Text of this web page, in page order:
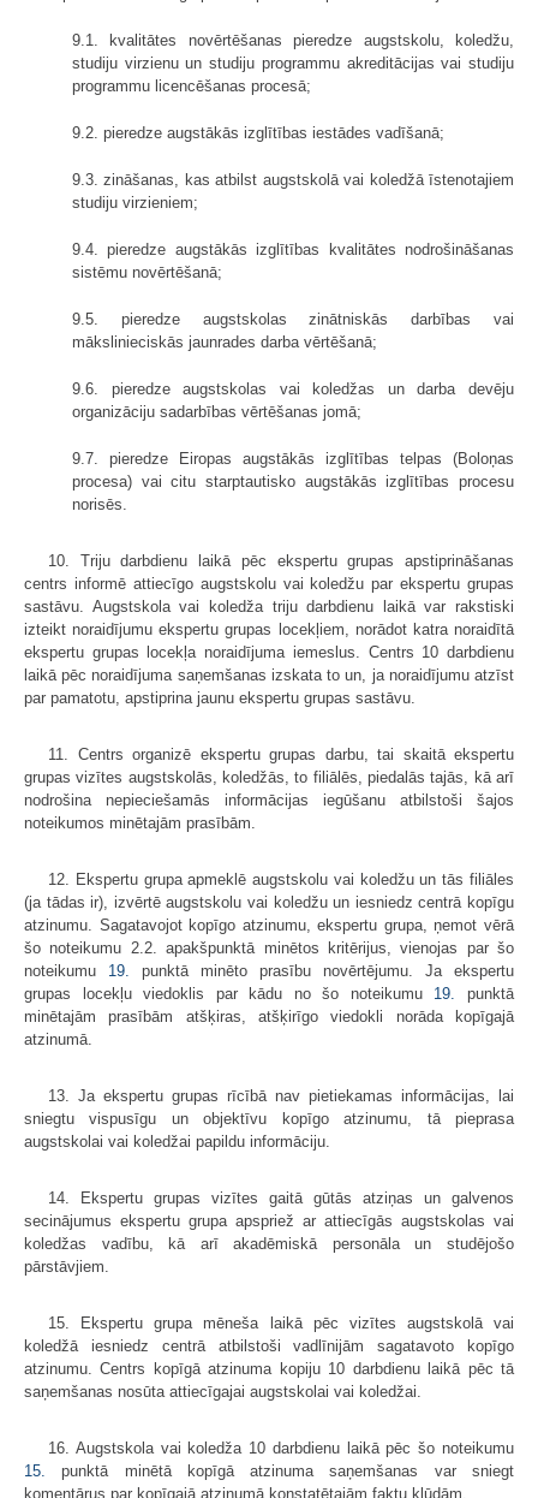
9.1. kvalitātes novērtēšanas pieredze augstskolu, koledžu,
studiju virzienu un studiju programmu akreditācijas vai studiju
programmu licencēšanas procesā;
9.2. pieredze augstākās izglītības iestādes vadīšanā;
9.3. zināšanas, kas atbilst augstskolā vai koledžā īstenotajiem
studiju virzieniem;
9.4. pieredze augstākās izglītības kvalitātes nodrošināšanas
sistēmu novērtēšanā;
9.5. pieredze augstskolas zinātniskās darbības vai
mākslinieciskās jaunrades darba vērtēšanā;
9.6. pieredze augstskolas vai koledžas un darba devēju
organizāciju sadarbības vērtēšanas jomā;
9.7. pieredze Eiropas augstākās izglītības telpas (Boloņas
procesa) vai citu starptautisko augstākās izglītības procesu
norisēs.
10. Triju darbdienu laikā pēc ekspertu grupas apstiprināšanas
centrs informē attiecīgo augstskolu vai koledžu par ekspertu grupas
sastāvu. Augstskola vai koledža triju darbdienu laikā var rakstiski
izteikt noraidījumu ekspertu grupas locekļiem, norādot katra noraidītā
ekspertu grupas locekļa noraidījuma iemeslus. Centrs 10 darbdienu
laikā pēc noraidījuma saņemšanas izskata to un, ja noraidījumu atzīst
par pamatotu, apstiprina jaunu ekspertu grupas sastāvu.
11. Centrs organizē ekspertu grupas darbu, tai skaitā ekspertu
grupas vizītes augstskolās, koledžās, to filiālēs, piedalās tajās, kā arī
nodrošina nepieciešamās informācijas iegūšanu atbilstoši šajos
noteikumos minētajām prasībām.
12. Ekspertu grupa apmeklē augstskolu vai koledžu un tās filiāles
(ja tādas ir), izvērtē augstskolu vai koledžu un iesniedz centrā kopīgu
atzinumu. Sagatavojot kopīgo atzinumu, ekspertu grupa, ņemot vērā
šo noteikumu 2.2. apakšpunktā minētos kritērijus, vienojas par šo
noteikumu 19. punktā minēto prasību novērtējumu. Ja ekspertu
grupas locekļu viedoklis par kādu no šo noteikumu 19. punktā
minētajām prasībām atšķiras, atšķirīgo viedokli norāda kopīgajā
atzinumā.
13. Ja ekspertu grupas rīcībā nav pietiekamas informācijas, lai
sniegtu vispusīgu un objektīvu kopīgo atzinumu, tā pieprasa
augstskolai vai koledžai papildu informāciju.
14. Ekspertu grupas vizītes gaitā gūtās atziņas un galvenos
secinājumus ekspertu grupa apspriež ar attiecīgās augstskolas vai
koledžas vadību, kā arī akadēmiskā personāla un studējošo
pārstāvjiem.
15. Ekspertu grupa mēneša laikā pēc vizītes augstskolā vai
koledžā iesniedz centrā atbilstoši vadlīnijām sagatavoto kopīgo
atzinumu. Centrs kopīgā atzinuma kopiju 10 darbdienu laikā pēc tā
saņemšanas nosūta attiecīgajai augstskolai vai koledžai.
16. Augstskola vai koledža 10 darbdienu laikā pēc šo noteikumu
15. punktā minētā kopīgā atzinuma saņemšanas var sniegt
komentārus par kopīgajā atzinumā konstatētajām faktu kļūdām.